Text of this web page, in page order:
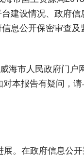
建设情况、政府
息公开保密审查
市人民政府门户
本报告有疑问，
。在政府信息公